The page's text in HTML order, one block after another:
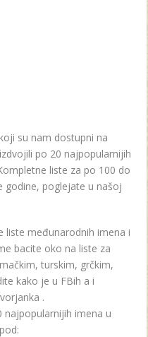
su nam dostupni na
po 20 najpopularnijih
liste za po 100 do
godine, poglejate u našoj
liste međunarodnih imena i
bacite oko na liste za
turskim, grčkim,
kako je u FBih a i
.
najpopularnijih imena u